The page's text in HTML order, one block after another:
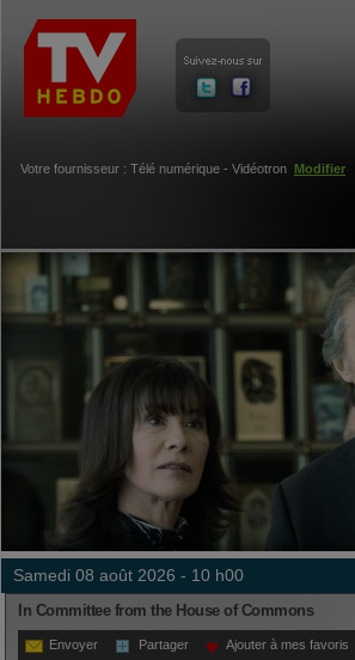
Votre fournisseur : Télé numérique - Vidéotron Modifier
samedi 08 août 2026 - 10 h00
In Committee from the House of Commons
Envoyer Partager Ajouter à mes favoris